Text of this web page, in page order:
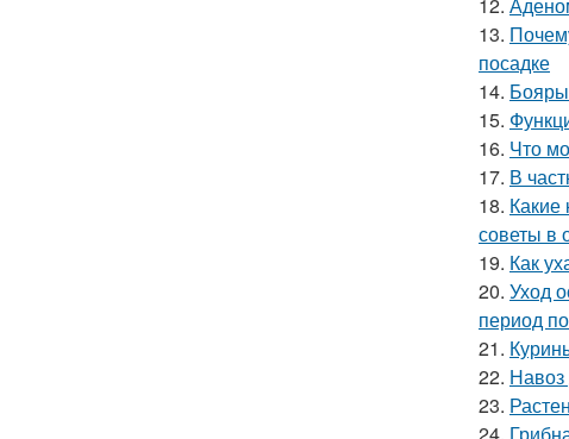
13.
посадке
14.
15.
16. Что
17. В
18. Какие
советы в
19. Как
20. Уход
период
21.
22. Навоз
23.